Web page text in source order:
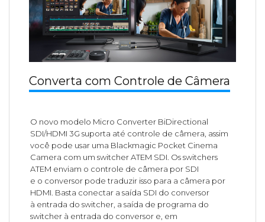
Converta com Controle de Câmera
O novo modelo Micro Converter BiDirectional
SDI/HDMI 3G suporta até controle de câmera, assim
você pode usar uma Blackmagic Pocket Cinema
Camera com um switcher ATEM SDI. Os switchers
ATEM enviam o controle de câmera por SDI
e o conversor pode traduzir isso para a câmera por
HDMI. Basta conectar a saída SDI do conversor
à entrada do switcher, a saída de programa do
switcher à entrada do conversor e, em